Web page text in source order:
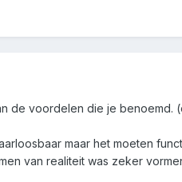
de voordelen die je benoemd.
maar het moeten
van realiteit was zeker